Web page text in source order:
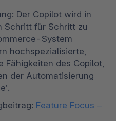
Der Copilot wird in
Schritt für Schritt zu
System
hochspezialisierte,
des Copilot,
der Automatisierung
Feature Focus –